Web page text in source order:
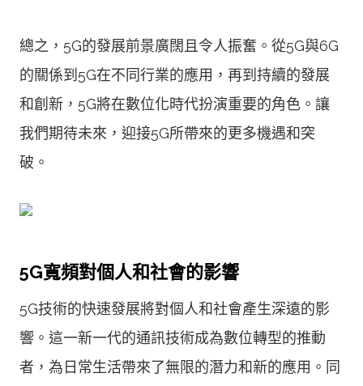
總之，5G的發展前景廣闊且令人振奮。從5G與6G
的關係到5G在不同行業的應用，再到持續的發展
和創新，5G將在數位化時代扮演重要的角色。讓
我們期待未來，迎接5G所帶來的更多機遇和突
破。
5G寬頻對個人和社會的影響
5G技術的快速發展將對個人和社會產生深遠的影
響。這一新一代的通訊技術成為數位轉型的推動
者，為日常生活帶來了無限的潛力和新的應用。同